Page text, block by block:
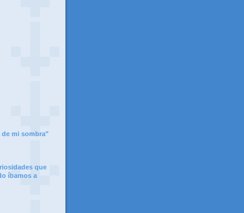
de mi sombra"
que
íbamos a